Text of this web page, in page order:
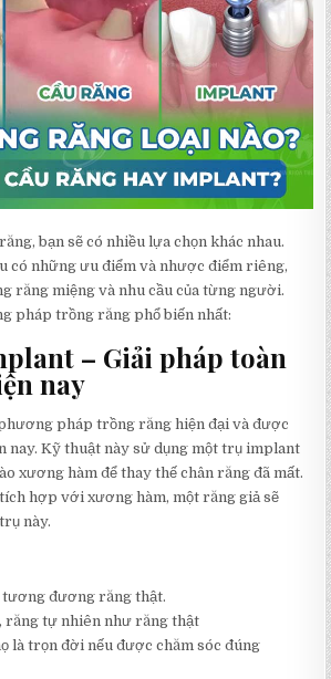
bạn sẽ có nhiều lựa chọn khác nhau.
có những ưu điểm và nhược điểm riêng,
răng miệng và nhu cầu của từng người.
pháp trồng răng phổ biến nhất:
– Giải pháp toàn
nay
pháp trồng răng hiện đại và được
nay. Kỹ thuật này sử dụng một trụ implant
xương hàm để thay thế chân răng đã mất.
hợp với xương hàm, một răng giả sẽ
này.
tương đương răng thật.
răng tự nhiên như răng thật
là trọn đời nếu được chăm sóc đúng